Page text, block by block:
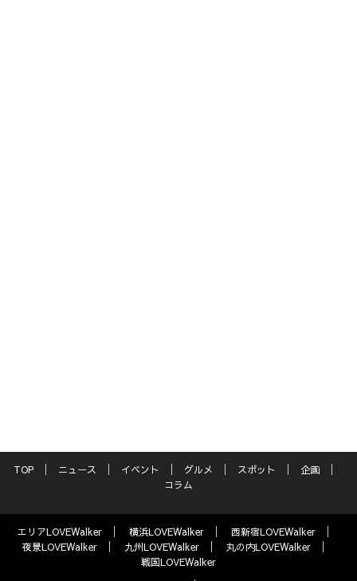
TOP ニュース イベント グルメ スポット
企画
コラム
エリアLOVEWalker 横浜LOVEWalker
西新宿LOVEWalker
夜景LOVEWalker
九州LOVEWalker
丸の内LOVEWalker
戦国LOVEWalker